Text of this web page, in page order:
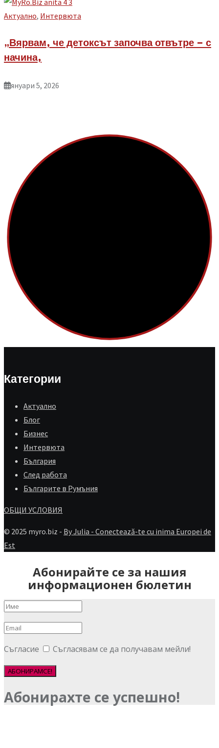
Aктуално, Интервюта
„Вярвам, че детоксът започва отвътре – с
начина,
януари 5, 2026
Категории
Aктуално
Блог
Бизнес
Интервюта
България
След работа
Българите в Румъния
ОБЩИ УСЛОВИЯ
© 2025 myro.biz - By Julia - Conectează-te cu inima Europei de
Est
Абонирайте се за нашия
информационен бюлетин
Съгласие Съгласявам се да получавам мейли!
АБОНИРАМСЕ!
Абонирахте се успешно!